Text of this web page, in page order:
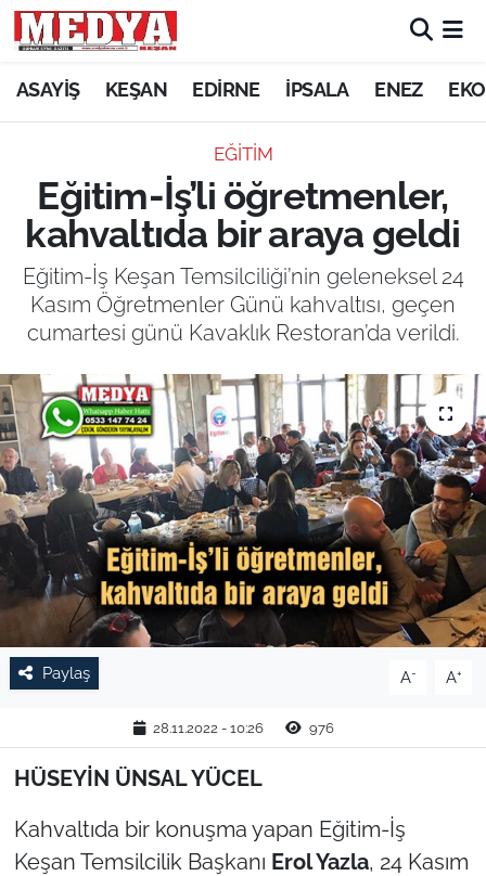
ASAYİŞ KEŞAN EDİRNE İPSALA ENEZ
EĞİTİM
Eğitim-İş’li öğretmenler,
kahvaltıda bir araya geldi
Eğitim-İş Keşan Temsilciliği’nin geleneksel 24
Kasım Öğretmenler Günü kahvaltısı, geçen
cumartesi günü Kavaklık Restoran’da verildi.
Paylaş A- A+
28.11.2022 - 10:26 976
HÜSEYİN ÜNSAL YÜCEL
Kahvaltıda bir konuşma yapan Eğitim-İş
Keşan Temsilcilik Başkanı Erol Yazla, 24 Kasım
KEŞAN
ASAYİŞ
SİYASET
GÜNDEM
SAĞLIK
EĞİTİM
TARIM VE HAYVANCILIK
KÜLTÜR SANAT
RESMİ İLAN
SPOR
YAŞAM
TEKİRDAĞ